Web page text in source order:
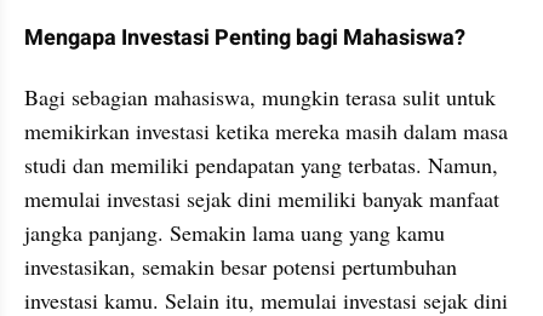
Mengapa Investasi Penting bagi Mahasiswa?
Bagi sebagian mahasiswa, mungkin terasa sulit untuk
memikirkan investasi ketika mereka masih dalam masa
studi dan memiliki pendapatan yang terbatas. Namun,
memulai investasi sejak dini memiliki banyak manfaat
jangka panjang. Semakin lama uang yang kamu
investasikan, semakin besar potensi pertumbuhan
investasi kamu. Selain itu, memulai investasi sejak dini